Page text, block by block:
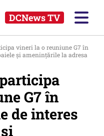
DCNews TV
vineri la o reuniune G7 în
şi ameninţările la adresa
G7 în
de interes